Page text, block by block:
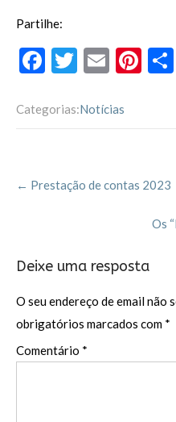
Partilhe:
F
e
o
T
itt
E
ai
Pi
Categorias:Notícias
navigation
← Prestação de contas 2023
Os
Deixe uma resposta
O seu endereço de email não
obrigatórios marcados com *
Comentário *